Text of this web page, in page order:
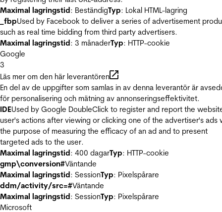
Maximal lagringstid: BeständigTyp: Lokal HTML-lagring
_fbpUsed by Facebook to deliver a series of advertisement
such as real time bidding from third party advertisers.
Maximal lagringstid: 3 månaderTyp: HTTP-cookie
Google
3
Läs mer om den här leverantören
En del av de uppgifter som samlas in av denna leverantör är
för personalisering och mätning av annonseringseffektivitet.
IDEUsed by Google DoubleClick to register and report the
user's actions after viewing or clicking one of the advertiser's ads
the purpose of measuring the efficacy of an ad and to present
targeted ads to the user.
Maximal lagringstid: 400 dagarTyp: HTTP-cookie
gmp\conversion#Väntande
Maximal lagringstid: SessionTyp: Pixelspårare
ddm/activity/src=#Väntande
Maximal lagringstid: SessionTyp: Pixelspårare
Microsoft